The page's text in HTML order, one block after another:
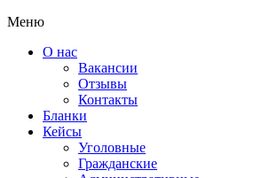
Меню
О нас
Вакансии
Отзывы
Контакты
Бланки
Кейсы
Уголовные
Гражданские